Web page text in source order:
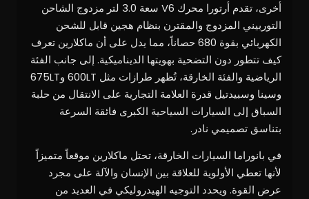
أخرى، تقدم أرتورا محرك V6 سعة 3.0 لتر مزدوج الشاحن
التوربيني المزدوج والمقترن بنظام هجين قابل للشحن
الكهربائي بقوة 680 حصاناً، مما يدل على أن ماكلارين تعرف
كيف تتطور دون التضحية بهويتها الديناميكية. إلى جانب الفئة
الرياضية والفئة الخارقة، تُظهر طرازات مثل 600LT و675LT
وسينا وسبيدتيل قدرة العلامة التجارية على الانتقال من حلبة
السباق إلى السيارات السياحية الكبرى فائقة السرعة
بتناسق تصميمي نادر.
في بانوراما السيارات الخارقة، تحتل ماكلارين موقعاً متميزاً
لأنها تعطي الأولوية للعلاقة بين الإنسان والآلة على مجرد
عرض القوة. ويحدد التوجيه الهيدروليكي في العديد من